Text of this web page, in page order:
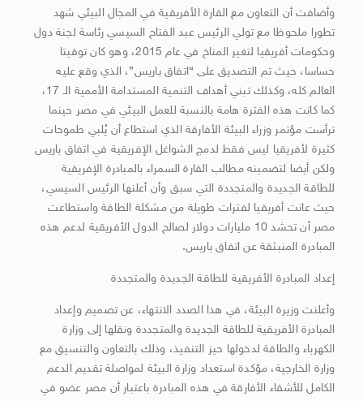
وأضافت أن التعاون مع القارة الأفريقية في المجال البيئي شهد
تطورا ملحوظا مع تولي الرئيس عبد الفتاح السيسي رئاسة لجنة دول
وحكومات أفريقيا لتغير المناخ في عام 2015، وهو كان توقيتا
حساسا، حيث تم التصديق على “اتفاق باريس”، الذي وقع عليه
العالم كله، وكذلك تبني أهداف التنمية المستدامة الأممية الـ 17،
كما كانت هذه الفترة هامة بالنسبة للعمل البيئي في مصر حينما
ترأست مؤتمر وزراء البيئة الأفارقة الذي استطاع أن يُلبي طموحات
كثيرة لأفريقيا ليس فقط لدمج الشواغل الإفريقية في اتفاق باريس
ولكن أيضا لتضمينه مطالب القارة السمراء بالمبادرة الإفريقية
للطاقة الجديدة والمتجددة التي سبق وأن أعلنها الرئيس السيسي،
حيث عانت أفريقيا لفترات طويلة من مشكلة الطاقة واستطاعت
مصر أن تحشد 10 مليارات دولار لصالح الدول الأفريقية لدعم هذه
المبادرة المنبثقة عن اتفاق باريس.
إعداد المبادرة الأفريقية للطاقة الجديدة والمتجددة
وأعلنت وزيرة البيئة، في هذا الصدد الانتهاء، عن تصميم وإعداد
المبادرة الأفريقية للطاقة الجديدة والمتجددة ونقلها إلى وزارة
الكهرباء والطاقة لدخولها حيز التنفيذ، وذلك بالتعاون والتنسيق مع
وزارة الخارجية، مؤكدة استعداد وزارة البيئة لمواصلة تقديم الدعم
الكامل للأشقاء الأفارقة في هذه المبادرة باعتبار أن مصر عضو في